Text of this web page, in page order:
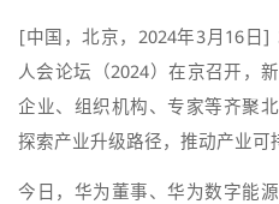
[中国，北京，2024年3月16日
人会论坛（2024）在京召开，
企业、组织机构、专家等齐聚
探索产业升级路径，推动产业可
今日，华为董事、华为数字能